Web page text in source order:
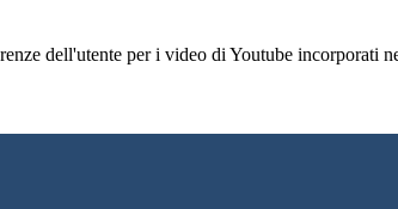
dell'utente per i video di Youtube incorporati